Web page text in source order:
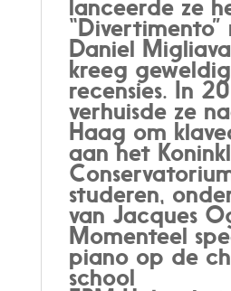
lanceerde ze
“Divertimento”
Daniel
kreeg
recensies. In
verhuisde ze
Haag om
aan het
studeren,
van Jacques
Momenteel
piano op de
school